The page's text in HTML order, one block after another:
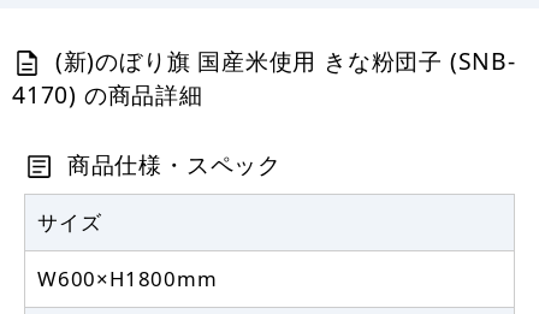
定番のぼり竿 オリジナルのぼりポール
367円 税抜
(新)のぼり旗 国産米使用 きな粉団子 (SNB-
4170) の商品詳細
商品仕様・スペック
サイズ
W600×H1800mm